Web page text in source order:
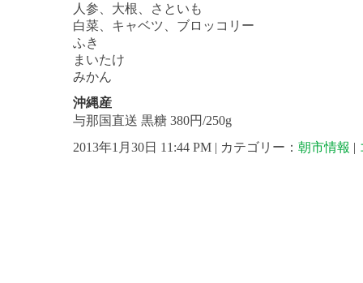
人参、大根、さといも
白菜、キャベツ、ブロッコリー
ふき
まいたけ
みかん
沖縄産
与那国直送 黒糖 380円/250g
2013年1月30日 11:44 PM | カテゴリー： 朝市情報 |